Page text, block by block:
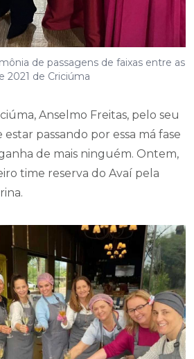
de passagens de faixas entre as
2021 de Criciúma
Anselmo Freitas, pelo seu
passando por essa má fase
de mais ninguém. Ontem,
time reserva do Avaí pela